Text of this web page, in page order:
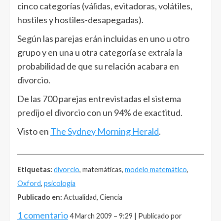
cinco categorías (válidas, evitadoras, volátiles,
hostiles y hostiles-desapegadas).
Según las parejas erán incluidas en uno u otro
grupo y en una u otra categoría se extraía la
probabilidad de que su relación acabara en
divorcio.
De las 700 parejas entrevistadas el sistema
predijo el divorcio con un 94% de exactitud.
Visto en The Sydney Morning Herald.
Etiquetas: divorcio, matemáticas, modelo matemático,
Oxford, psicología
Publicado en: Actualidad, Ciencia
1 comentario4 March 2009 – 9:29 | Publicado por